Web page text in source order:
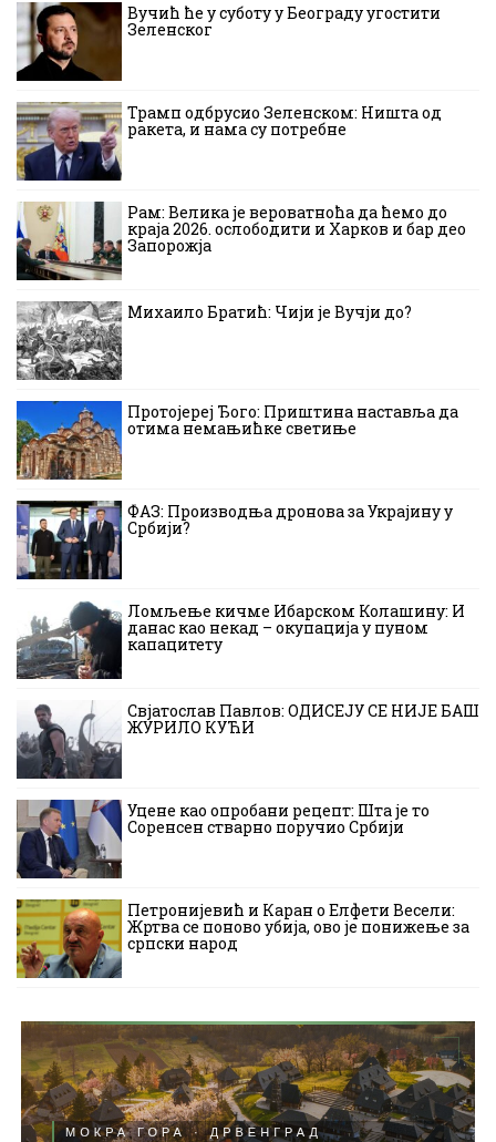
Вучић ће у суботу у Београду угостити
Зеленског
Трамп одбрусио Зеленском: Ништа од
ракета, и нама су потребне
Рам: Велика је вероватноћа да ћемо до
краја 2026. ослободити и Харков и бар део
Запорожја
Михаило Братић: Чији је Вучји до?
Протојереј Ђого: Приштина наставља да
отима немањићке светиње
ФАЗ: Производња дронова за Украјину у
Србији?
Ломљење кичме Ибарском Колашину: И
данас као некад – окупација у пуном
капацитету
Свјатослав Павлов: ОДИСЕЈУ СЕ НИЈЕ БАШ
ЖУРИЛО КУЋИ
Уцене као опробани рецепт: Шта је то
Соренсен стварно поручио Србији
Петронијевић и Каран о Елфети Весели:
Жртва се поново убија, ово је понижење за
српски народ